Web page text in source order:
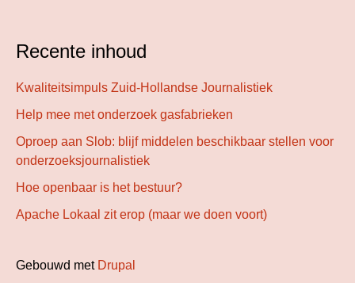
Recente inhoud
Kwaliteitsimpuls Zuid-Hollandse Journalistiek
Help mee met onderzoek gasfabrieken
Oproep aan Slob: blijf middelen beschikbaar stellen voor
onderzoeksjournalistiek
Hoe openbaar is het bestuur?
Apache Lokaal zit erop (maar we doen voort)
Gebouwd met Drupal